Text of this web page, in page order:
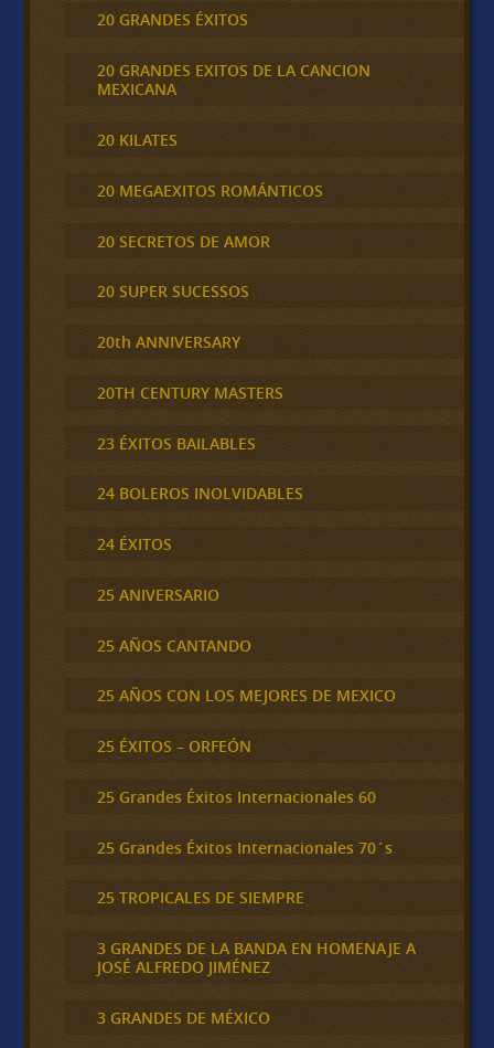
20 GRANDES ÉXITOS
20 GRANDES EXITOS DE LA CANCION
MEXICANA
20 KILATES
20 MEGAEXITOS ROMÁNTICOS
20 SECRETOS DE AMOR
20 SUPER SUCESSOS
20th ANNIVERSARY
20TH CENTURY MASTERS
23 ÉXITOS BAILABLES
24 BOLEROS INOLVIDABLES
24 ÉXITOS
25 ANIVERSARIO
25 AÑOS CANTANDO
25 AÑOS CON LOS MEJORES DE MEXICO
25 ÉXITOS – ORFEÓN
25 Grandes Éxitos Internacionales 60
25 Grandes Éxitos Internacionales 70´s
25 TROPICALES DE SIEMPRE
3 GRANDES DE LA BANDA EN HOMENAJE A
JOSÉ ALFREDO JIMÉNEZ
3 GRANDES DE MÉXICO